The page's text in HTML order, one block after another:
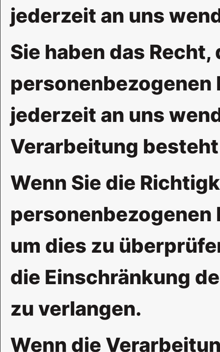
jederzeit an uns
Sie haben das
personenbezogenen
jederzeit an uns
Verarbeitung
Wenn Sie die
personenbezogenen
um dies zu
die Einschränkung
zu verlangen.
Wenn die